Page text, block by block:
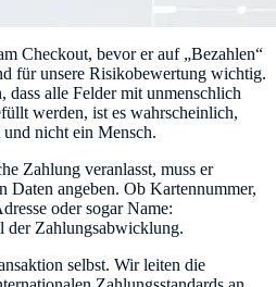
Checkout, bevor er auf „Bezahlen“
für unsere Risikobewertung wichtig.
dass alle Felder mit unmenschlich
werden, ist es wahrscheinlich,
nicht ein Mensch.
Zahlung veranlasst, muss er
Daten angeben. Ob Kartennummer,
oder sogar Name:
der Zahlungsabwicklung.
selbst. Wir leiten die